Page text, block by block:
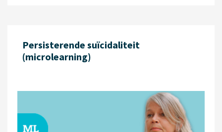
Persisterende suïcidaliteit
(microlearning)